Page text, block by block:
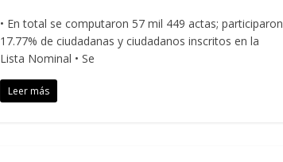
• En total se computaron 57 mil 449 actas; participaron
17.77% de ciudadanas y ciudadanos inscritos en la
Lista Nominal • Se
Leer más